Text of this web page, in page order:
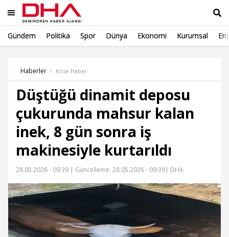
Gündem Politika Spor Dünya Ekonomi Kurumsal
Haberler Köse Haber
Düştüğü dinamit deposu
çukurunda mahsur kalan
inek, 8 gün sonra iş
makinesiyle kurtarıldı
28.05.2026 - 09:39 | Güncelleme: 28.05.2026 - 09:39| DHA